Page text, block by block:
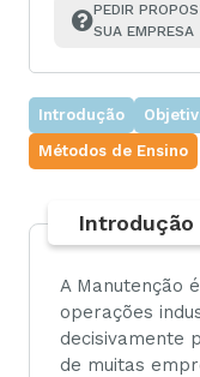
PEDIR
SUA EMPRESA
Introdução
Métodos de Ensino
Introdução
A Manutenção
operações
decisivamente
de muitas